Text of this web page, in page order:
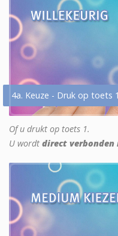
4a. Keuze - Druk op toets
Of u drukt op toets 1.
U wordt direct verbonden